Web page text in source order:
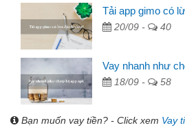
Tải app gimo có
20/09 - 40
Vay nhanh như
18/09 - 58
Bạn muốn vay tiền? - Click xem Vay